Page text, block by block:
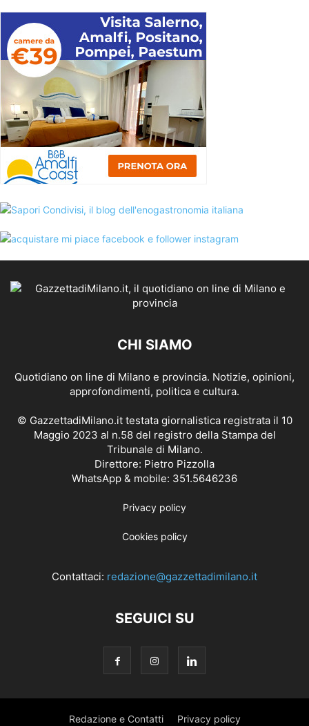
CHI SIAMO
Quotidiano on line di Milano e provincia. Notizie, opinioni,
approfondimenti, politica e cultura.
© GazzettadiMilano.it testata giornalistica registrata il 10
Maggio 2023 al n.58 del registro della Stampa del
Tribunale di Milano.
Direttore: Pietro Pizzolla
WhatsApp & mobile: 351.5646236
Privacy policy
Cookies policy
Contattaci: redazione@gazzettadimilano.it
SEGUICI SU
Redazione e Contatti Privacy policy